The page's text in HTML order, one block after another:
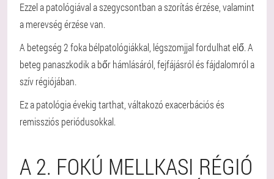
Ezzel a patológiával a szegycsontban a szorítás érzése, valamint
a merevség érzése van.
A betegség 2 foka bélpatológiákkal, légszomjjal fordulhat elő. A
beteg panaszkodik a bőr hámlásáról, fejfájásról és fájdalomról a
szív régiójában.
Ez a patológia évekig tarthat, váltakozó exacerbációs és
remissziós periódusokkal.
A 2. FOKÚ MELLKASI RÉGIÓ